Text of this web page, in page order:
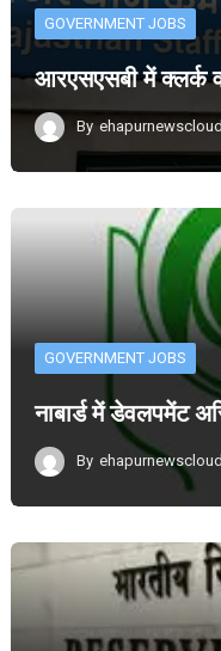
GOVERNMENT JOBS
आरएसएसबी में क्लर्क
By
GOVERNMENT JOBS
नाबार्ड में डेवलपमेंट
By